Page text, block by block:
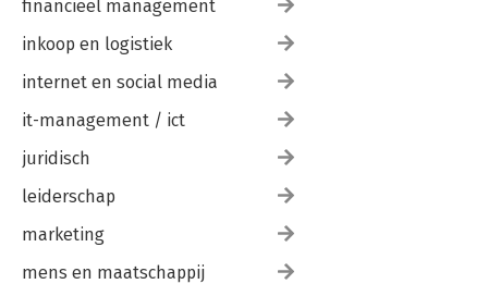
Personenregister 221
financieel management
inkoop en logistiek
internet en social media
it-management / ict
juridisch
leiderschap
marketing
mens en maatschappij